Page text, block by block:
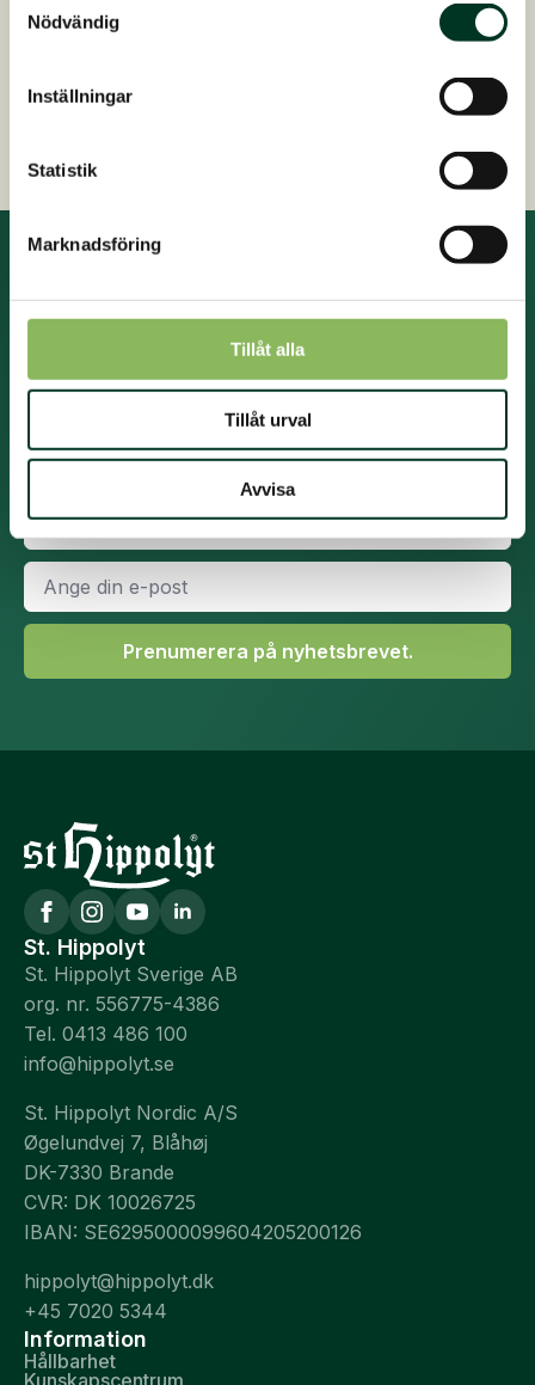
Nödvändig
Inställningar
Statistik
Marknadsföring
Tillåt alla
Tillåt urval
Avvisa
kan
väljas
Prenumerera på nyhetsbrev
och få kunskap och vägledning om hästens utfodring
året runt. Du får också nyheter från St. Hippolyt
Namn
*
*
E-
post
*
Prenumerera på nyhetsbrevet.
St. Hippolyt
St. Hippolyt Sverige AB
org. nr. 556775-4386
Tel. 0413 486 100
info@hippolyt.se
St. Hippolyt Nordic A/S
Øgelundvej 7, Blåhøj
DK-7330 Brande
CVR: DK 10026725
IBAN: SE6295000099604205200126
hippolyt@hippolyt.dk
+45 7020 5344
Information
Hållbarhet